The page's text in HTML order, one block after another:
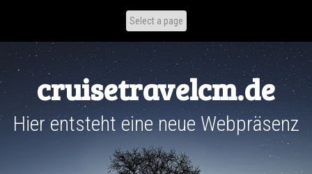
cruisetravelcm.de
Hier entsteht eine neue Webpräsenz